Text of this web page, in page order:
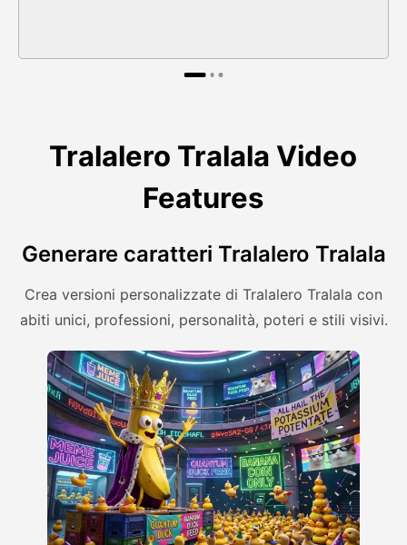
Tralalero Tralala Video
Features
Generare caratteri Tralalero Tralala
Crea versioni personalizzate di Tralalero Tralala con
abiti unici, professioni, personalità, poteri e stili visivi.